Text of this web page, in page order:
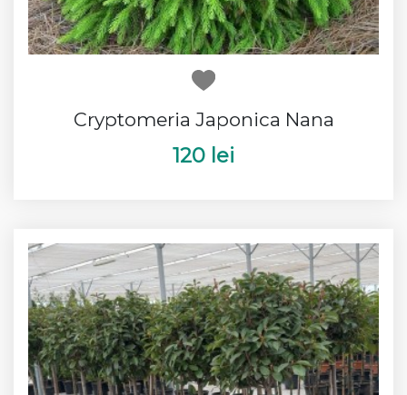
Cryptomeria Japonica Nana
120 lei